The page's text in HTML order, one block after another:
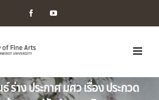
FacebookYouTube
ร่าง ประกาศ มศว เรื่อง ประกวด